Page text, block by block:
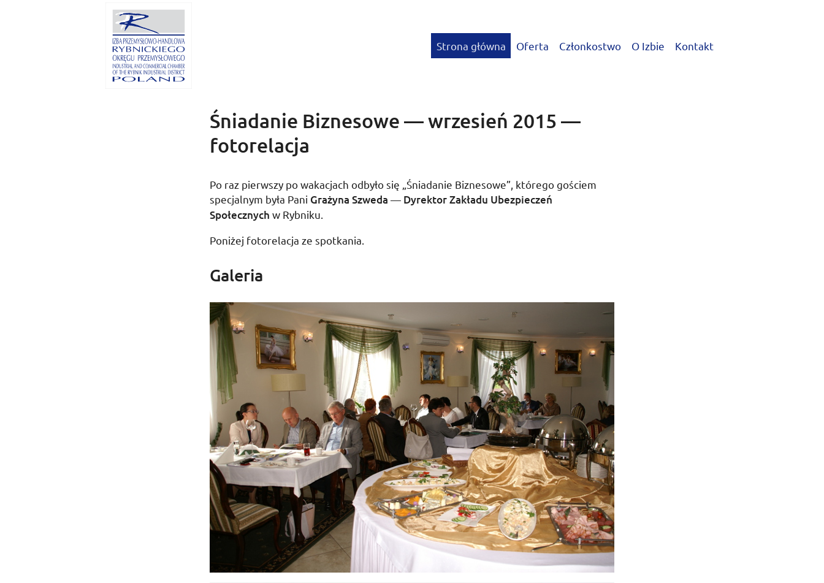
Strona główna Oferta Członkostwo O Izbie Kontakt
Śniadanie Biznesowe — wrzesień 2015 —
fotorelacja
Po raz pierwszy po wakacjach odbyło się „Śniadanie Biznesowe”, którego gościem
specjalnym była Pani Grażyna Szweda — Dyrektor Zakładu Ubezpieczeń
Społecznych w Rybniku.
Poniżej fotorelacja ze spotkania.
Galeria